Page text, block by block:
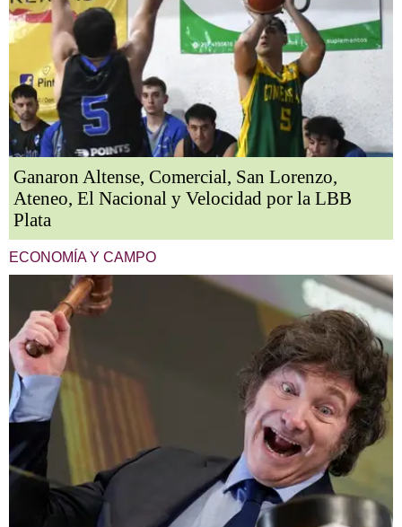
Ganaron Altense, Comercial, San Lorenzo,
Ateneo, El Nacional y Velocidad por la LBB
Plata
ECONOMÍA Y CAMPO